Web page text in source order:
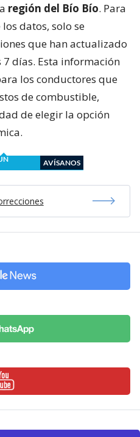
región del Bío Bío. Para
datos, solo se
que han actualizado
días. Esta información
los conductores que
de combustible,
de elegir la opción
AVÍSANOS